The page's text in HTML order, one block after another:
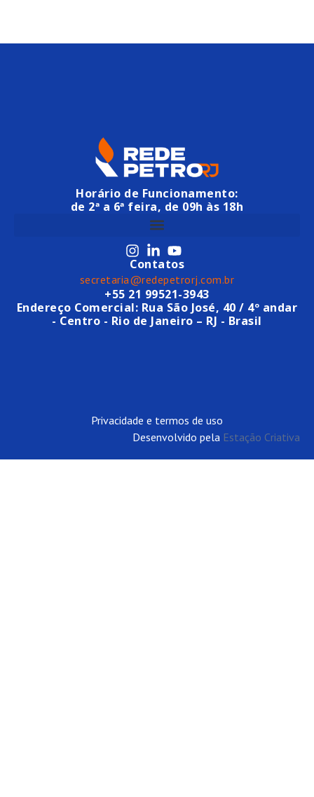
Horário de Funcionamento:
de 2ª a 6ª feira, de 09h às 18h
Contatos
secretaria@redepetrorj.com.br
+55 21 99521-3943
Endereço Comercial: Rua São José, 40 / 4º andar
- Centro - Rio de Janeiro – RJ - Brasil
Privacidade e termos de uso
Desenvolvido pela Estação Criativa